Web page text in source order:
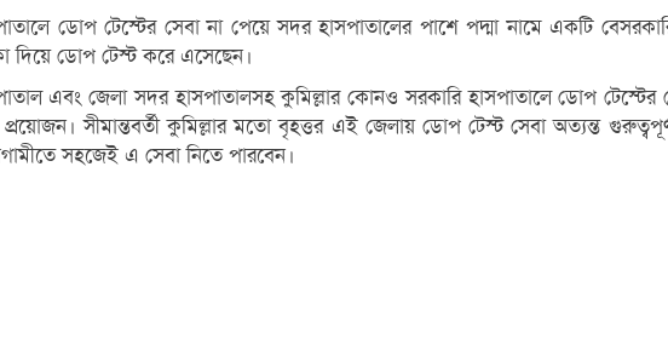
ডোপ টেস্টের সেবা না পেয়ে সদর হাসপাতালের পাশে পদ্মা নামে একটি
দিয়ে ডোপ টেস্ট করে এসেছেন।
এবং জেলা সদর হাসপাতালসহ কুমিল্লার কোনও সরকারি হাসপাতালে ডোপ
সীমান্তবর্তী কুমিল্লার মতো বৃহত্তর এই জেলায় ডোপ টেস্ট সেবা অত্যন্ত
সহজেই এ সেবা নিতে পারবেন।